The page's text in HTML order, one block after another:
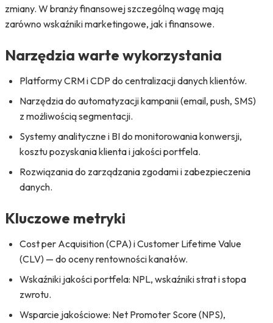
zmiany. W branży finansowej szczególną wagę mają
zarówno wskaźniki marketingowe, jak i finansowe.
Narzędzia warte wykorzystania
Platformy CRM i CDP do centralizacji danych klientów.
Narzędzia do automatyzacji kampanii (email, push, SMS)
z możliwością segmentacji.
Systemy analityczne i BI do monitorowania konwersji,
kosztu pozyskania klienta i jakości portfela.
Rozwiązania do zarządzania zgodami i zabezpieczenia
danych.
Kluczowe metryki
Cost per Acquisition (CPA) i Customer Lifetime Value
(CLV) — do oceny rentowności kanałów.
Wskaźniki jakości portfela: NPL, wskaźniki strat i stopa
zwrotu.
Wsparcie jakościowe: Net Promoter Score (NPS),